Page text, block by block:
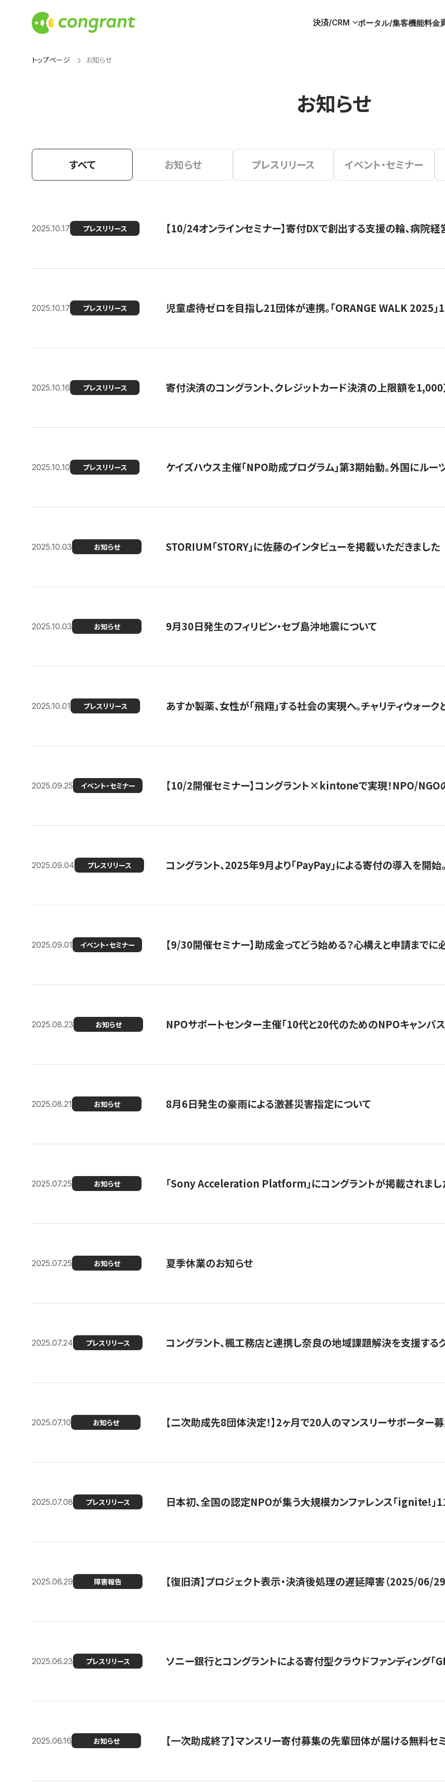
決済/CRM ポータル/集客機能料金
トップページ お知らせ
お知らせ
すべて お知らせ プレスリリース イベント・セミナー
2025.10.17 プレスリリース 【10/24オンラインセミナー】寄付DXで創出する支援の輪、病院
2025.10.17 プレスリリース 児童虐待ゼロを目指し21団体が連携。「ORANGE WALK 2025」
2025.10.16 プレスリリース 寄付決済のコングラント、クレジットカード決済の上限額を
2025.10.10 プレスリリース ケイズハウス主催「NPO助成プログラム」第3期始動。外国にル
2025.10.03 お知らせ STORIUM「STORY」に佐藤のインタビューを掲載いただきました
2025.10.03 お知らせ 9月30日発生のフィリピン・セブ島沖地震について
2025.10.01 プレスリリース あすか製薬、女性が「飛翔」する社会の実現へ。チャリティウォー
2025.09.25 イベント・セミナー 【10/2開催セミナー】コングラント×kintoneで実現！NPO/NGO
2025.09.04 プレスリリース コングラント、2025年9月より「PayPay」による寄付の導入を開始
2025.09.01 イベント・セミナー 【9/30開催セミナー】助成金ってどう始める？心構えと申請まで
2025.08.23 お知らせ NPOサポートセンター主催「10代と20代のためのNPOキャンパ
2025.08.21 お知らせ 8月6日発生の豪雨による激甚災害指定について
2025.07.25 お知らせ 「Sony Acceleration Platform」にコングラントが掲載されまし
2025.07.25 お知らせ 夏季休業のお知らせ
2025.07.24 プレスリリース コングラント、楓工務店と連携し奈良の地域課題解決を支援する
2025.07.10 お知らせ 【二次助成先8団体決定！】2ヶ月で20人のマンスリーサポーター
2025.07.08 プレスリリース 日本初、全国の認定NPOが集う大規模カンファレンス「ignite!」
2025.06.29 障害報告 【復旧済】プロジェクト表示・決済後処理の遅延障害（2025/06/29
2025.06.23 プレスリリース ソニー銀行とコングラントによる寄付型クラウドファンディング
2025.06.16 お知らせ 【一次助成終了】マンスリー寄付募集の先輩団体が届ける無料セ